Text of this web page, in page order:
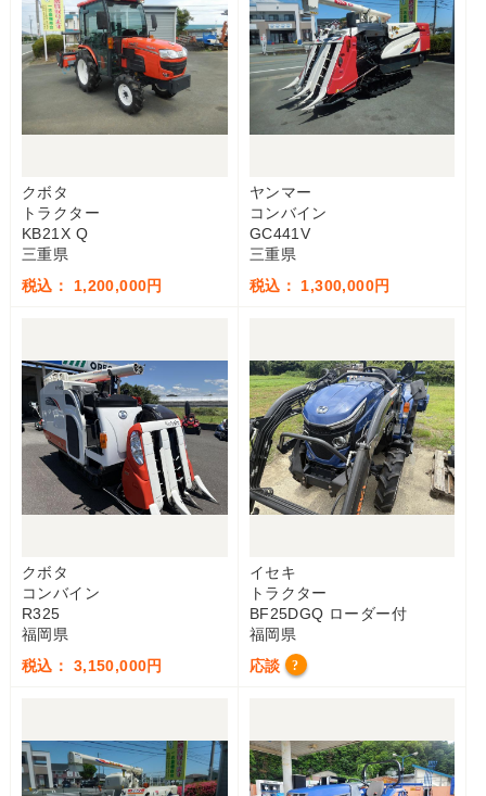
クボタ
トラクター
KB21X Q
三重県
税込： 1,200,000円
ヤンマー
コンバイン
GC441V
三重県
税込： 1,300,000円
クボタ
コンバイン
R325
福岡県
税込： 3,150,000円
イセキ
トラクター
BF25DGQ ローダー付
福岡県
応談
?